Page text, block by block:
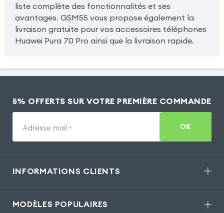
liste complète des fonctionnalités et ses
avantages. GSM55 vous propose également la
livraison gratuite pour vos accessoires téléphones
Huawei Pura 70 Pro ainsi que la livraison rapide.
5% OFFERTS SUR VOTRE PREMIÈRE COMMANDE
Adresse mail * OK
INFORMATIONS CLIENTS
MODÈLES POPULAIRES